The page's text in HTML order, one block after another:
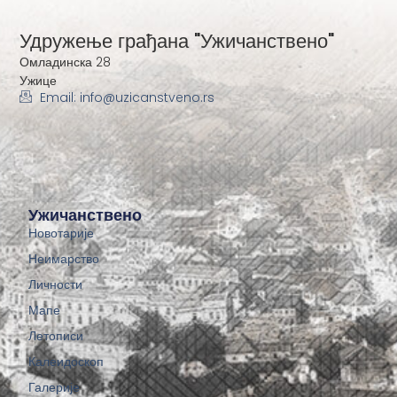
Ужичанствено
Новотарије
Неимарство
Личности
Мапе
Летописи
Калеидоскоп
Галерије
Удружење грађана "Ужичанствено"
Омладинска 28
Ужице
Email: info@uzicanstveno.rs